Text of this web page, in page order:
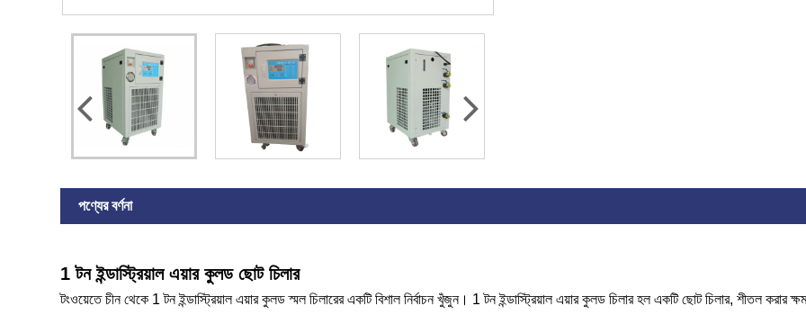
পণ্যের বর্ণনা
1 টন ইন্ডাস্ট্রিয়াল এয়ার কুলড ছোট চিলার
টংওয়েতে চীন থেকে 1 টন ইন্ডাস্ট্রিয়াল এয়ার কুলড স্মল চিলারের একটি বিশাল নির্বাচন খুঁজুন। 1 টন ইন্ডাস্ট্রিয়াল এয়ার কুলড চিলার হল একটি ছোট চিলার, শীতল করার